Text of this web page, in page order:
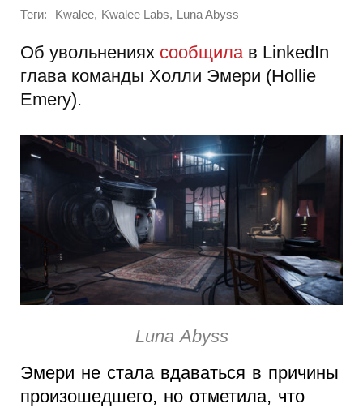
Теги: Kwalee, Kwalee Labs, Luna Abyss
Об увольнениях сообщила в LinkedIn
глава команды Холли Эмери (Hollie
Emery).
Luna Abyss
Эмери не стала вдаваться в причины
произошедшего, но отметила, что